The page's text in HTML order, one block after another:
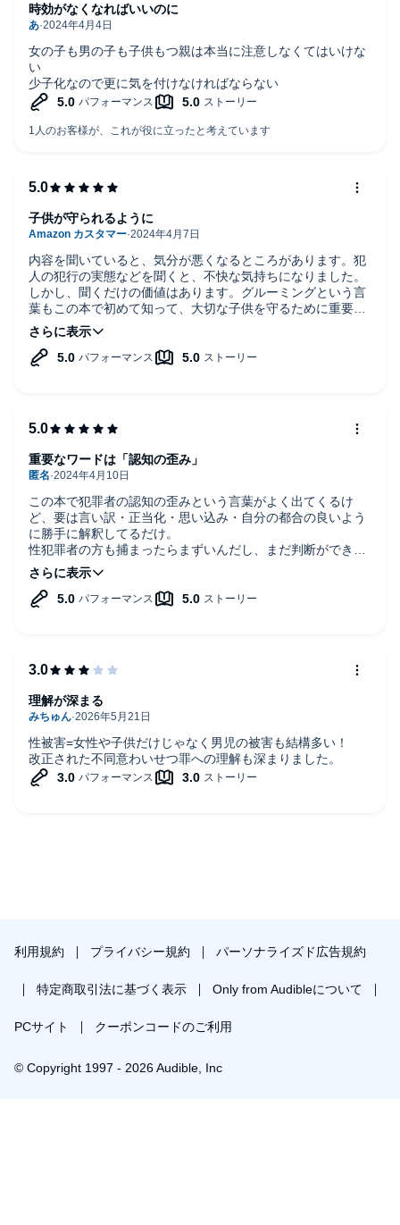
女の子も男の子も子供もつ親は本当に注意しなくてはいけな
い
少子化なので更に気を付けなければならない
時効がなくなればいいのに
内容を聞いていると、気分が悪くなるところがあります。犯
人の犯行の実態などを聞くと、不快な気持ちになりました。
しかし、聞くだけの価値はあります。グルーミングという言
葉もこの本で初めて知って、大切な子供を守るために重要な
ことをたくさん学ぶことができたと思います。
子供が守られるように
この本で犯罪者の認知の歪みという言葉がよく出てくるけ
ど、要は言い訳・正当化・思い込み・自分の都合の良いよう
に勝手に解釈してるだけ。
性犯罪者の方も捕まったらまずいんだし、まだ判断ができな
い一桁代の子供を狙う可能性が高いので、子供を持ったら小
学生に上がった時に性加害の訓練が必要。近づいてきたら警
戒。声かけてきたら警戒。触れてきたら即逃げるか大声。
重要なワードは「認知の歪み」
性被害=女性や子供だけじゃなく男児の被害も結構多い！
改正された不同意わいせつ罪への理解も深まりました。
理解が深まる
利用規約 プライバシー規約 パーソナライズド広告規約
特定商取引法に基づく表示 Only from Audibleについて
PCサイト クーポンコードのご利用
© Copyright 1997 - 2026 Audible, Inc